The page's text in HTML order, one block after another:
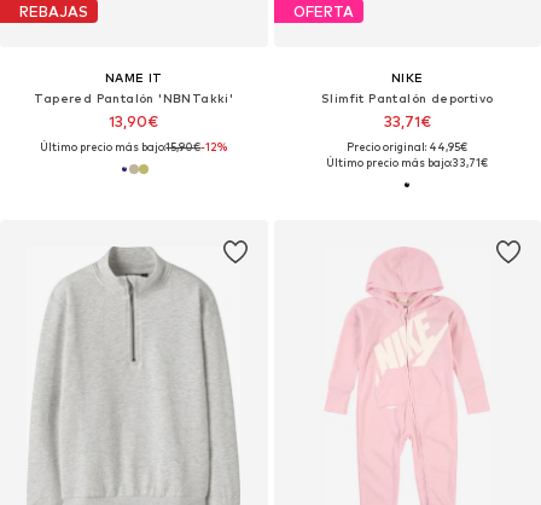
REBAJAS
NAME IT
Tapered Pantalón 'NBNTakki'
13,90€
Último precio más bajo:15,90€-12%
OFERTA
NIKE
Slimfit Pantalón deportivo
33,71€
Precio original: 44,95€
Último precio más bajo:33,71€